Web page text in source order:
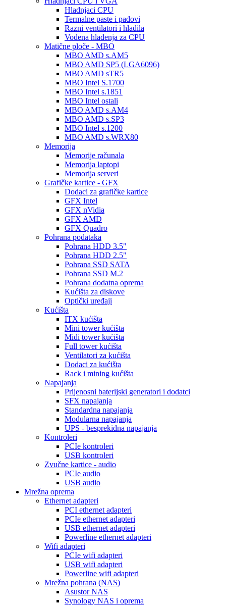
Hladnjaci CPU
Termalne paste i padovi
Razni ventilatori i hladila
Vodena hlađenja za CPU
Matične ploče - MBO
MBO AMD s.AM5
MBO AMD SP5 (LGA6096)
MBO AMD sTR5
MBO Intel S.1700
MBO Intel s.1851
MBO Intel ostali
MBO AMD s.AM4
MBO AMD s.SP3
MBO Intel s.1200
MBO AMD s.WRX80
Memorija
Memorije računala
Memorija laptopi
Memorija serveri
Grafičke kartice - GFX
Dodaci za grafičke kartice
GFX Intel
GFX nVidia
GFX AMD
GFX Quadro
Pohrana podataka
Pohrana HDD 3.5"
Pohrana HDD 2.5"
Pohrana SSD SATA
Pohrana SSD M.2
Pohrana dodatna oprema
Kućišta za diskove
Optički uređaji
Kućišta
ITX kućišta
Mini tower kućišta
Midi tower kućišta
Full tower kućišta
Ventilatori za kućišta
Dodaci za kućišta
Rack i mining kućišta
Napajanja
Prijenosni baterijski generatori i dodatci
SFX napajanja
Standardna napajanja
Modularna napajanja
UPS - besprekidna napajanja
Kontroleri
PCIe kontroleri
USB kontroleri
Zvučne kartice - audio
PCIe audio
USB audio
Mrežna oprema
Ethernet adapteri
PCI ethernet adapteri
PCIe ethernet adapteri
USB ethernet adapteri
Powerline ethernet adapteri
Wifi adapteri
PCIe wifi adapteri
USB wifi adapteri
Powerline wifi adapteri
Mrežna pohrana (NAS)
Asustor NAS
Synology NAS i oprema